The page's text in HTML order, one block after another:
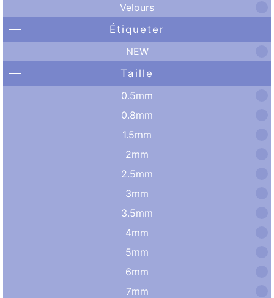
Velours
Étiqueter
NEW
Taille
0.5mm
0.8mm
1.5mm
2mm
2.5mm
3mm
3.5mm
4mm
5mm
6mm
7mm